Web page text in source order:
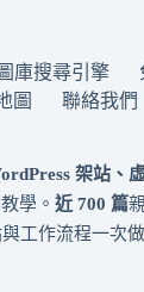
庫搜尋引擎
圖
聯絡我們
架站、
學。 近 700 篇
工作流程一次